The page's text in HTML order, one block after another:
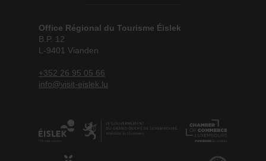
Office Régional du Tourisme Éislek
B.P. 12
L-9401 Vianden
+352 26 95 05 66
info@visit-eislek.lu